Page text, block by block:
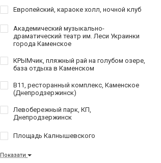
Европейский, караоке холл, ночной клуб
Академический музыкально-
драматический театр им. Леси Украинки
города Каменское
КРЫМчик, пляжный рай на голубом озере,
база отдыха в Каменском
B11, ресторанный комплекс, Каменское
(Днепродзержинск)
Левобережный парк, КП,
Днепродзержинск
Площадь Калнышевского
Показати